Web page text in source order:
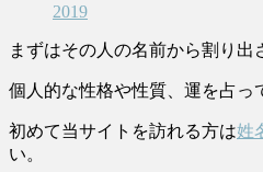
2019
まずはその人の名前から割り出
個人的な性格や性質、運を占っ
初めて当サイトを訪れる方は姓
い。